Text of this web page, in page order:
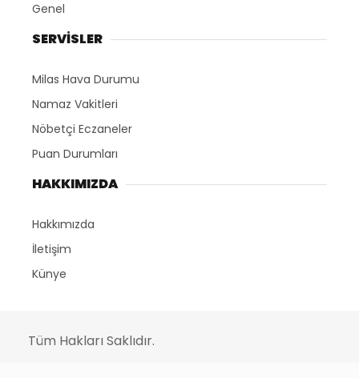
Genel
SERVİSLER
Milas Hava Durumu
Namaz Vakitleri
Nöbetçi Eczaneler
Puan Durumları
HAKKIMIZDA
Hakkımızda
İletişim
Künye
Tüm Hakları Saklıdır.